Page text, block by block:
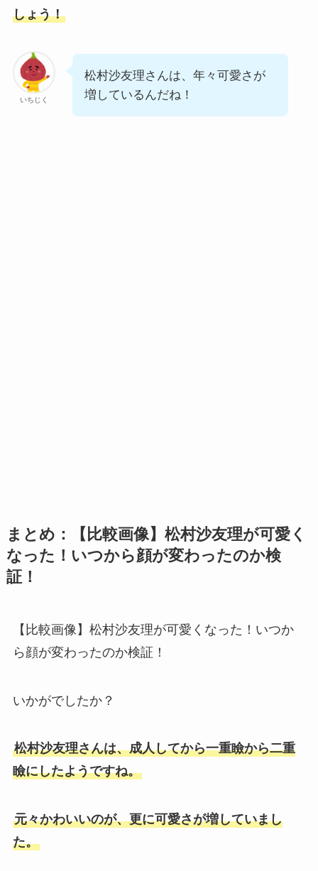
しょう！
いちじく
松村沙友理さんは、年々可愛さが
増しているんだね！
まとめ：【比較画像】松村沙友理が可愛く
なった！いつから顔が変わったのか検
証！
【比較画像】松村沙友理が可愛くなった！いつか
ら顔が変わったのか検証！
いかがでしたか？
松村沙友理さんは、成人してから一重瞼から二重
瞼にしたようですね。
元々かわいいのが、更に可愛さが増していまし
た。